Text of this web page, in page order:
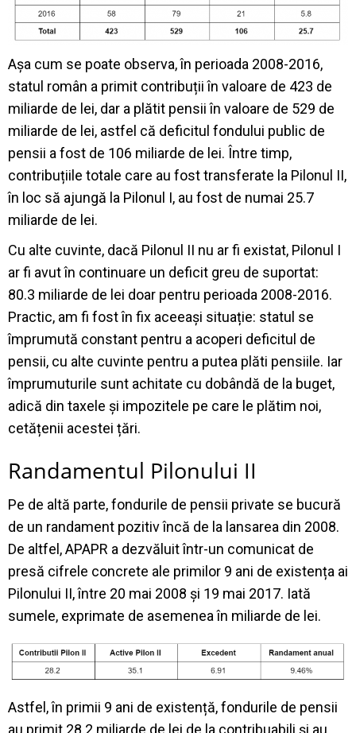
Așa cum se poate observa, în perioada 2008-2016,
statul român a primit contribuții în valoare de 423 de
miliarde de lei, dar a plătit pensii în valoare de 529 de
miliarde de lei, astfel că deficitul fondului public de
pensii a fost de 106 miliarde de lei. Între timp,
contribuțiile totale care au fost transferate la Pilonul II,
în loc să ajungă la Pilonul I, au fost de numai 25.7
miliarde de lei.
Cu alte cuvinte, dacă Pilonul II nu ar fi existat, Pilonul I
ar fi avut în continuare un deficit greu de suportat:
80.3 miliarde de lei doar pentru perioada 2008-2016.
Practic, am fi fost în fix aceeași situație: statul se
împrumută constant pentru a acoperi deficitul de
pensii, cu alte cuvinte pentru a putea plăti pensiile. Iar
împrumuturile sunt achitate cu dobândă de la buget,
adică din taxele și impozitele pe care le plătim noi,
cetățenii acestei țări.
Randamentul Pilonului II
Pe de altă parte, fondurile de pensii private se bucură
de un randament pozitiv încă de la lansarea din 2008.
De altfel, APAPR a dezvăluit într-un comunicat de
presă cifrele concrete ale primilor 9 ani de existența ai
Pilonului II, între 20 mai 2008 și 19 mai 2017. Iată
sumele, exprimate de asemenea în miliarde de lei.
Astfel, în primii 9 ani de existență, fondurile de pensii
au primit 28.2 miliarde de lei de la contribuabili și au